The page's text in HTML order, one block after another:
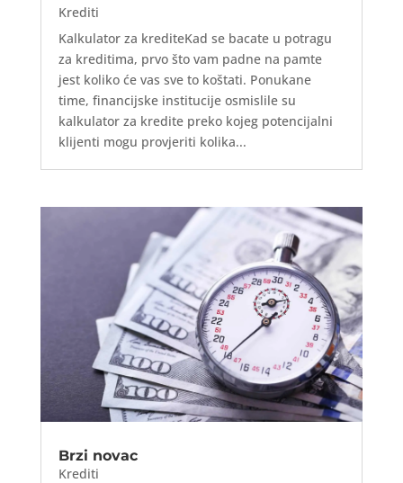
Krediti
Kalkulator za krediteKad se bacate u potragu
za kreditima, prvo što vam padne na pamte
jest koliko će vas sve to koštati. Ponukane
time, financijske institucije osmislile su
kalkulator za kredite preko kojeg potencijalni
klijenti mogu provjeriti kolika...
Brzi novac
Krediti